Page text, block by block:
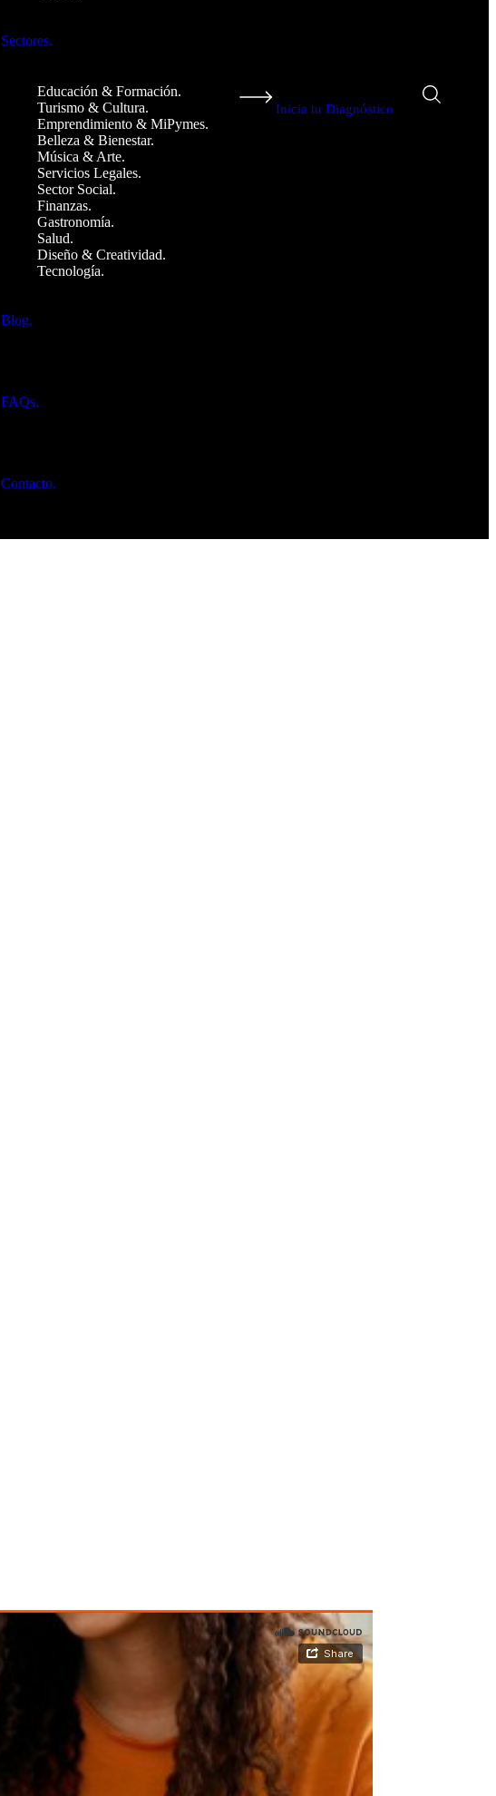
Sectores.
Educación & Formación.
Turismo & Cultura.
Emprendimiento & MiPymes.
Belleza & Bienestar.
Música & Arte.
Servicios Legales.
Sector Social.
Finanzas.
Gastronomía.
Salud.
Diseño & Creatividad.
Tecnología.
Blog.
FAQs.
Contacto.
Inicia tu Diagnóstico